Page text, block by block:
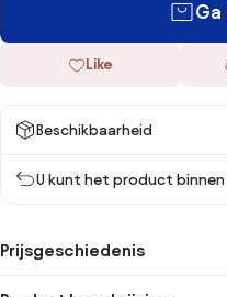
Ga
Like
Beschikbaarheid
U kunt het product
Prijsgeschiedenis